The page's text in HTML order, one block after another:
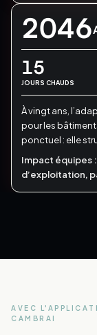
2046
15
JOURS CHAUDS
À vingt ans,
pour les
ponctuel : elle
Impact équipes :
d’exploitation,
AVEC
CAMBRAI